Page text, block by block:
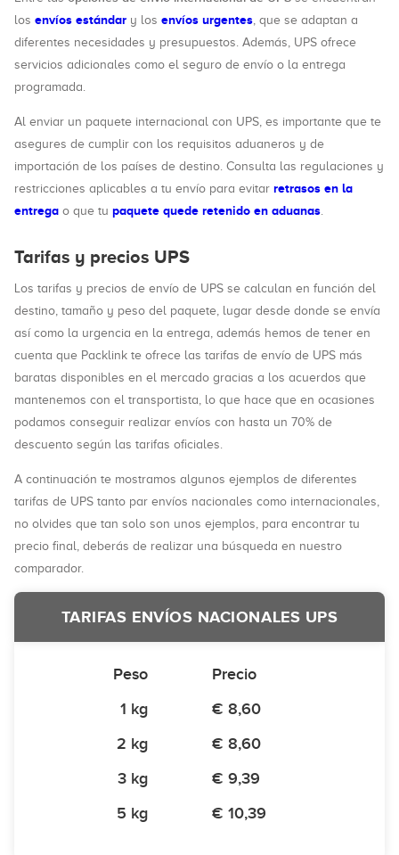
los envíos estándar y los envíos urgentes, que se adaptan a
diferentes necesidades y presupuestos. Además, UPS ofrece
servicios adicionales como el seguro de envío o la entrega
programada.
Al enviar un paquete internacional con UPS, es importante que te
asegures de cumplir con los requisitos aduaneros y de
importación de los países de destino. Consulta las regulaciones y
restricciones aplicables a tu envío para evitar retrasos en la
entrega o que tu paquete quede retenido en aduanas.
Tarifas y precios UPS
Los tarifas y precios de envío de UPS se calculan en función del
destino, tamaño y peso del paquete, lugar desde donde se envía
así como la urgencia en la entrega, además hemos de tener en
cuenta que Packlink te ofrece las tarifas de envío de UPS más
baratas disponibles en el mercado gracias a los acuerdos que
mantenemos con el transportista, lo que hace que en ocasiones
podamos conseguir realizar envíos con hasta un 70% de
descuento según las tarifas oficiales.
A continuación te mostramos algunos ejemplos de diferentes
tarifas de UPS tanto par envíos nacionales como internacionales,
no olvides que tan solo son unos ejemplos, para encontrar tu
precio final, deberás de realizar una búsqueda en nuestro
comparador.
TARIFAS ENVÍOS NACIONALES UPS
Peso
Precio
1 kg
€ 8,60
2 kg
€ 8,60
3 kg
€ 9,39
5 kg
€ 10,39